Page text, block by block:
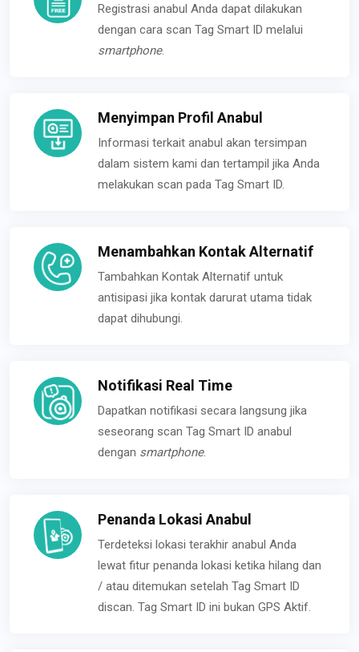
Registrasi anabul Anda dapat dilakukan
dengan cara scan Tag Smart ID melalui
smartphone.
Menyimpan Profil Anabul
Informasi terkait anabul akan tersimpan
dalam sistem kami dan tertampil jika Anda
melakukan scan pada Tag Smart ID.
Menambahkan Kontak Alternatif
Tambahkan Kontak Alternatif untuk
antisipasi jika kontak darurat utama tidak
dapat dihubungi.
Notifikasi Real Time
Dapatkan notifikasi secara langsung jika
seseorang scan Tag Smart ID anabul
dengan smartphone.
Penanda Lokasi Anabul
Terdeteksi lokasi terakhir anabul Anda
lewat fitur penanda lokasi ketika hilang dan
/ atau ditemukan setelah Tag Smart ID
discan. Tag Smart ID ini bukan GPS Aktif.